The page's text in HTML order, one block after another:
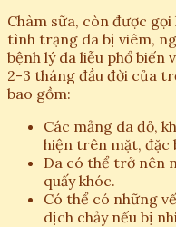
Chàm sữa, còn được
tình trạng da bị viêm,
bệnh lý da liễu phổ
2-3 tháng đầu đời của
bao gồm:
Các mảng da đỏ,
hiện trên mặt, đặc
Da có thể trở nên
quấy khóc.
Có thể có những
dịch chảy nếu bị